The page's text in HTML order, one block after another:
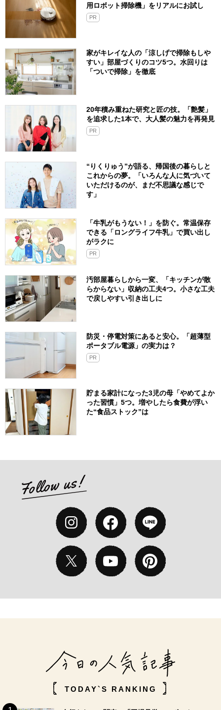
用ロボット掃除機」をリアルにお試し
PR
家がキレイな人の「涼しげで掃除もしや
すい」部屋づくりのコツ5つ。水回りは
「ついで掃除」を徹底
20年積み重ねた研究と匠の技。「艶髪」
を追求した1本で、大人髪の魅力を再発見
PR
“りくりゅう”が語る、帰国後の暮らしと
これからの夢。「いろんな人に気づいて
いただけるのが、まだ不思議な感じで
す」
「牛乳がもうない！」を防ぐ。常温保存
できる「ロングライフ牛乳」で買い出し
がラクに
PR
汚部屋暮らしから一変、「キッチンが散
らからない」収納の工夫4つ。小さな工夫
で戻しやすい引き出しに
防災・停電対策にあると安心。「超薄型
ポータブル電源」の実力は？​
PR
貯まる家計になった3児の母「やめてよか
った習慣」5つ。増やしたら食費が浮い
た“食品ストック”は
TODAY`S RANKING